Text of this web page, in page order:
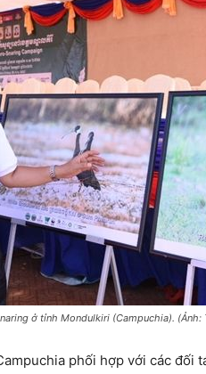
ở tỉnh Mondulkiri (Campuchia). (Ảnh:
phối hợp với các đối